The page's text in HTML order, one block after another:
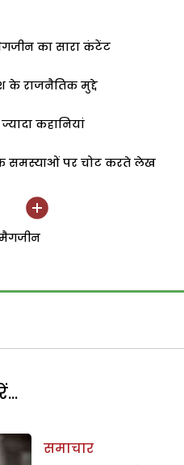
का सारा कंटेंट
के राजनैतिक मुद्दे
कहानियां
समस्याओं पर चोट करते लेख
मैगजीन
समाचार